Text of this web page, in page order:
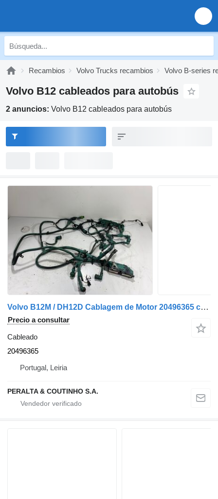
Recambios Volvo Trucks recambios Volvo B-series
Volvo B12 cableados para autobús
2 anuncios: Volvo B12 cableados para autobús
Volvo B12M / DH12D Cablagem de Motor 20496365 cableado para Volvo B12M autobús
Precio a consultar
Cableado
20496365
Portugal, Leiria
PERALTA & COUTINHO S.A.